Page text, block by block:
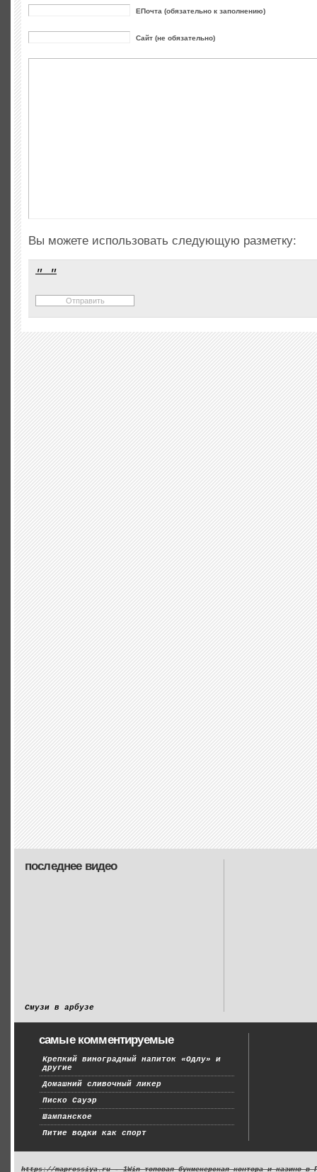
ЕПочта (обязательно к заполнению)
Сайт (не обязательно)
Вы можете использовать следующую разметку:
последнее видео
Смузи в арбузе
самые комментируемые
Крепкий виноградный напиток «Одлу» и
другие
Домашний сливочный ликер
Писко Сауэр
Шампанское
Питие водки как спорт
https://maprossiya.ru - 1Win топовая букмекерская контора и казино в